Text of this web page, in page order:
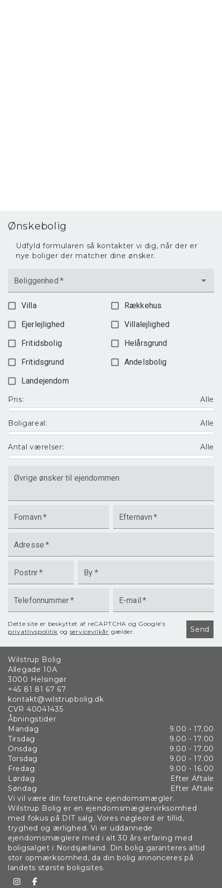
Ønskebolig
Udfyld formularen så kontakter vi dig, når der er
nye boliger der matcher dine ønsker.
Beliggenhed *
Villa
Rækkehus
Ejerlejlighed
Villalejlighed
Fritidsbolig
Helårsgrund
Fritidsgrund
Andelsbolig
Landejendom
Pris: Alle
Boligareal: Alle
Antal værelser: Alle
Øvrige ønsker til ejendommen
Fornavn * Efternavn *
Adresse *
Postnr* By *
Telefonnummer* E-mail *
Dette site er beskyttet af reCAPTCHA og Google’s
privatlivspolitik og servicevilkår gælder. Send
Wilstrup Bolig
Allegade 10A
3000 Helsingør
+45 81 81 67 67
kontakt@wilstrupbolig.dk
CVR 40041435
Åbningstider
Mandag
9.00 - 17.00
Tirsdag
9.00 - 17.00
Onsdag
9.00 - 17.00
Torsdag
9.00 - 17.00
Fredag
9.00 - 16.00
Lørdag
Efter Aftale
Søndag
Efter Aftale
Vi vil være din foretrukne ejendomsmægler.
Wilstrup Bolig er en ejendomsmæglervirksomhed
med fokus på DIT salg. Vores nøgleord er tillid,
tryghed og ærlighed. Vi er uddannede
ejendomsmæglere med i alt 30 års erfaring med
boligsalget i Nordsjælland. Din bolig garanteres altid
stor opmærksomhed, da din bolig annonceres på
landets største boligsites.